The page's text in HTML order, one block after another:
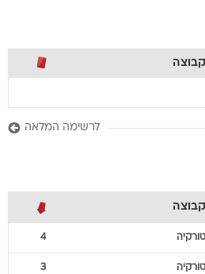
קבוצה
לרשימה המלאה
קבוצה
טורקיה 4
טורקיה 3